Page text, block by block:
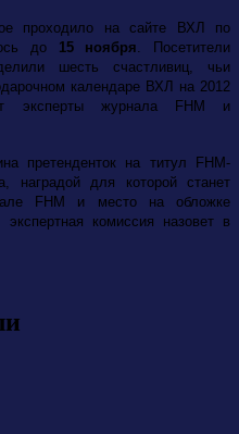
проходило на сайте ВХЛ по
до 15 ноября . Посетители
шесть счастливиц, чьи
календаре ВХЛ на 2012
эксперты журнала FHM и
претенденток на титул FHM-
наградой для которой станет
FHM и место на обложке
комиссия назовет в